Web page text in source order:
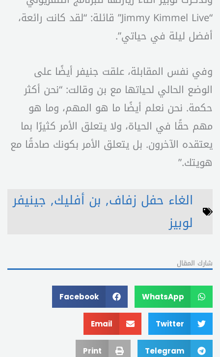
“Jimmy Kimmel Live” قائلة: “لقد كانت رائعة،
أفضل ليلة في حياتي”.
وفي نفس المقابلة، علقت جنيفر أيضًا على
الوضع الحالي لحياتها مع بن وقالت: “نحن أكثر
حكمة. نحن نعلم أيضًا ما هو المهم، وما هو
مهم حقًا في الحياة، ولا يتعلق الأمر كثيرًا بما
يعتقده الآخرون. بل يتعلق الأمر بكونك صادقًا مع
هويتك.”
الغاء حفل زفاف, بن أفليك, جينيفر
لوبيز
شارك المقال
WhatsApp
Facebook
Twitter
Email
Telegram
Print